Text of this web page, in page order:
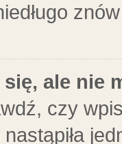
się, ale nie
czy
nastąpiła